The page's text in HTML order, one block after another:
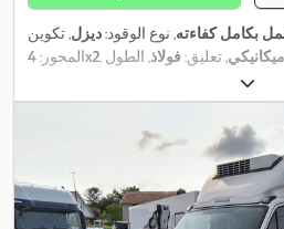
بكامل كفاءته, نوع الوقود:ديزل, تكوين
المحور:4x2 ميكانيكي, تعليق:فولاذ, الطول
, العرض الكلي: